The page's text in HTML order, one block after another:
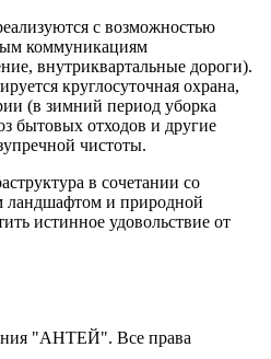
с возможностью
коммуникациям
внутриквартальные дороги).
круглосуточная охрана,
(в зимний период уборка
бытовых отходов и другие
чистоты.
в сочетании со
ландшафтом и природной
истинное удовольствие от
"АНТЕЙ". Все права